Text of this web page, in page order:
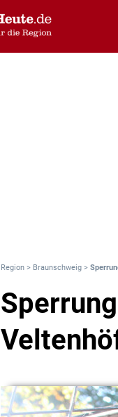
Region > Braunschweig >